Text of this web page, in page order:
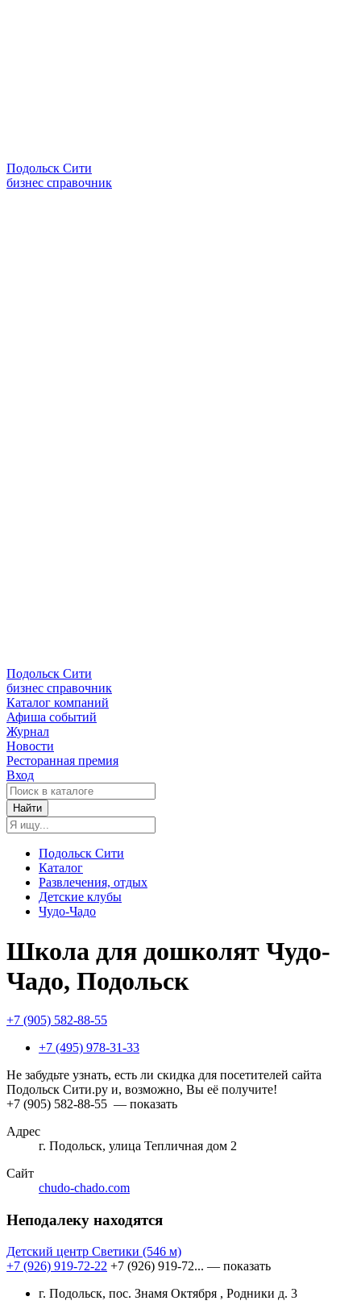
Подольск Сити
бизнес справочник
Подольск Сити
бизнес справочник
Каталог компаний
Афиша событий
Журнал
Новости
Ресторанная премия
Вход
Найти
Подольск Сити
Каталог
Развлечения, отдых
Детские клубы
Чудо-Чадо
Школа для дошколят Чудо-
Чадо, Подольск
+7 (905) 582-88-55
+7 (495) 978-31-33
Не забудьте узнать, есть ли скидка для посетителей сайта
Подольск Сити.ру и, возможно, Вы её получите!
+7 (905) 582-88-55 — показать
Адрес
г. Подольск, улица Тепличная дом 2
Сайт
chudo-chado.com
Неподалеку находятся
Детский центр Светики (546 м)
+7 (926) 919-72-22 +7 (926) 919-72... — показать
г. Подольск, пос. Знамя Октября , Родники д. 3